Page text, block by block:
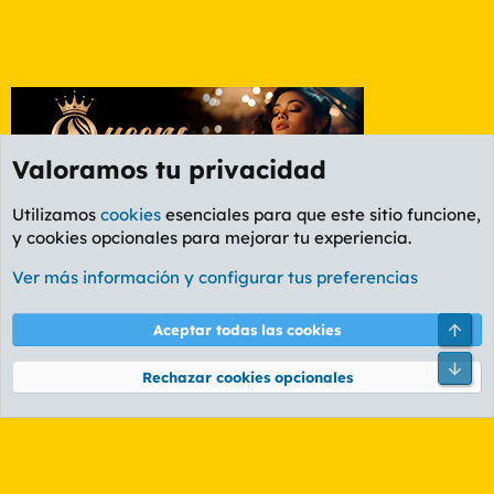
Foro General
Cookies
PL OLDSTYLE AMARILLO
Términos y reglas Política de privacidad Ayuda
Community platform by XenForo® © 2010-2026 XenForo Ltd.
Valoramos tu privacidad
Utilizamos cookies esenciales para que este sitio funcione,
y cookies opcionales para mejorar tu experiencia.
Ver más información y configurar tus preferencias
Aceptar todas las cookies
Rechazar cookies opcionales
Pie